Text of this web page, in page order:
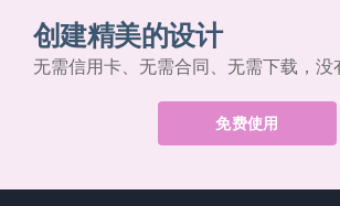
创建精美的设计
无需信用卡、无需合同、无需下载，没
免费使用